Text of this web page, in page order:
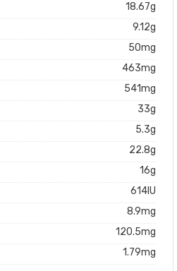
18.67g
9.12g
50mg
463mg
541mg
33g
5.3g
22.8g
16g
614IU
8.9mg
120.5mg
1.79mg